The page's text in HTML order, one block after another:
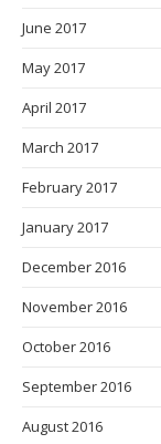
June 2017
May 2017
April 2017
March 2017
February 2017
January 2017
December 2016
November 2016
October 2016
September 2016
August 2016